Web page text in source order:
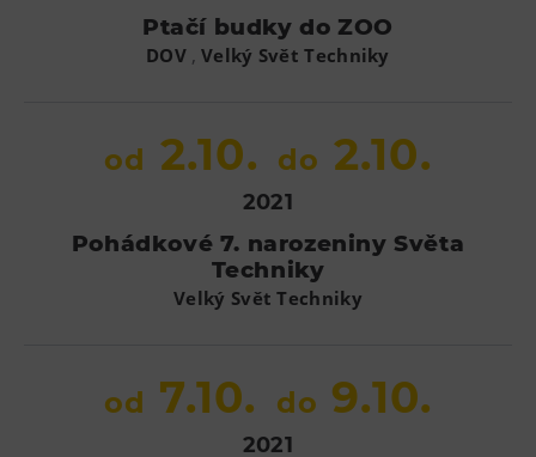
Ptačí budky do ZOO
DOV ,Velký Svět Techniky
od 2.10. do 2.10.
2021
Pohádkové 7. narozeniny Světa
Techniky
Velký Svět Techniky
od 7.10. do 9.10.
2021